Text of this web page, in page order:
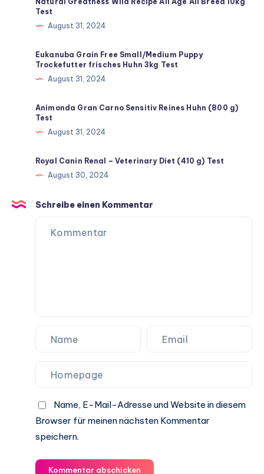
Test
August 31, 2024
Eukanuba Grain Free Small/Medium Puppy
Trockefutter frisches Huhn 3kg Test
August 31, 2024
Animonda Gran Carno Sensitiv Reines Huhn (800 g)
Test
August 31, 2024
Royal Canin Renal – Veterinary Diet (410 g) Test
August 30, 2024
Schreibe einen Kommentar
Name, E-Mail-Adresse und Website in diesem
Browser für meinen nächsten Kommentar
speichern.
Kommentar abschicken